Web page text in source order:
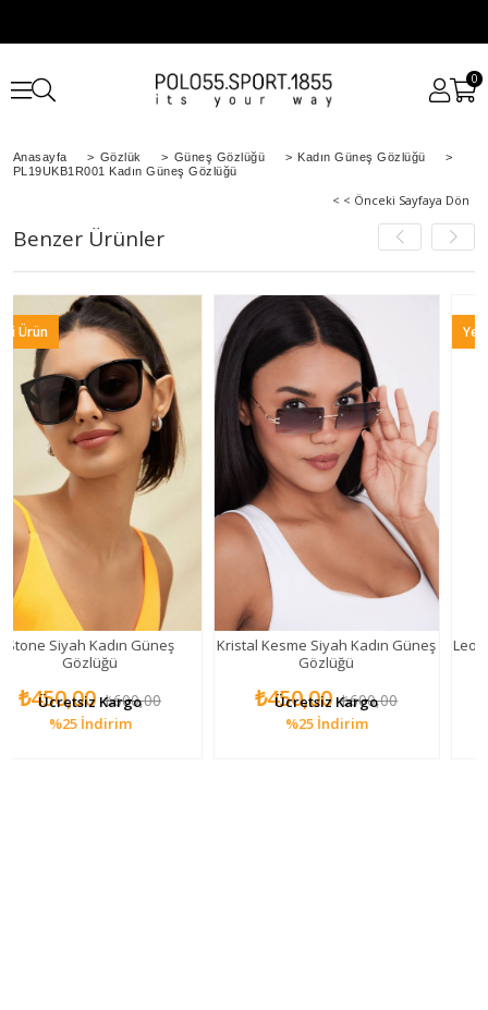
0
Anasayfa > Gözlük > Güneş Gözlüğü > Kadın Güneş Gözlüğü
>
PL19UKB1R001 Kadın Güneş Gözlüğü
< < Önceki Sayfaya Dön
Benzer Ürünler
Kadın Güneş
₺600,00
İndirim
Kargo
Kristal Kesme Siyah Kadın Güneş
₺450,00 ₺600,00
İndirim
Ücretsiz Kargo
Leopar